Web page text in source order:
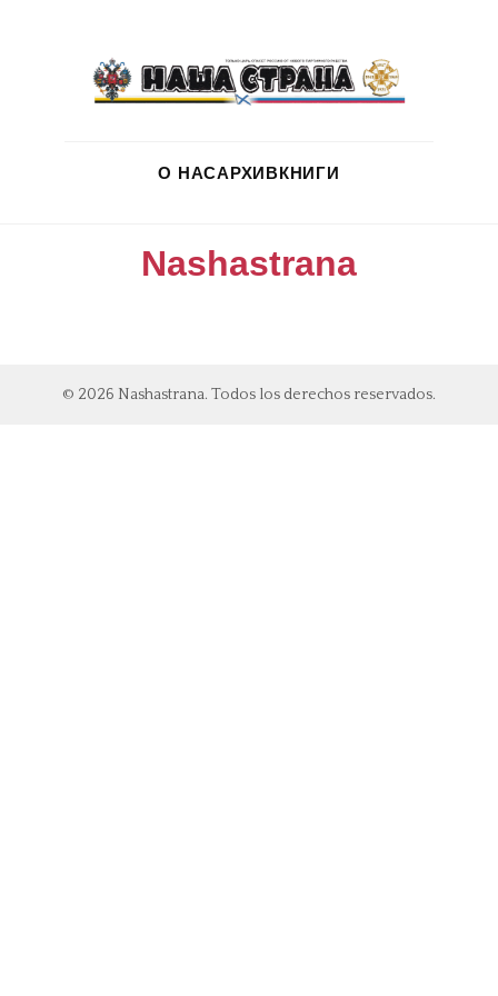
О НАСАРХИВКНИГИ
Nashastrana
© 2026 Nashastrana. Todos los derechos reservados.